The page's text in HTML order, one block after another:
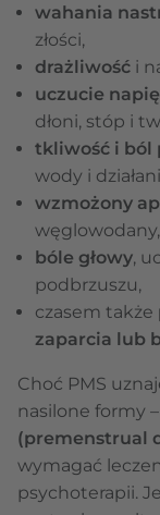
wahania
złości,
drażliwość i
uczucie
dłoni, stóp i
tkliwość i ból
wody i
wzmożony
węglowodany,
bóle głowy,
podbrzuszu,
czasem także
zaparcia lub
Choć PMS
nasilone formy
(premenstrual
wymagać
psychoterapii.